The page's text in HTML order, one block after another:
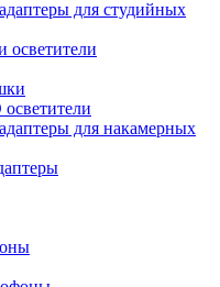
для студийных
для накамерных